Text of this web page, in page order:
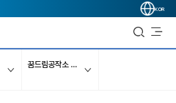
KOR
꿈드림공작소 소개